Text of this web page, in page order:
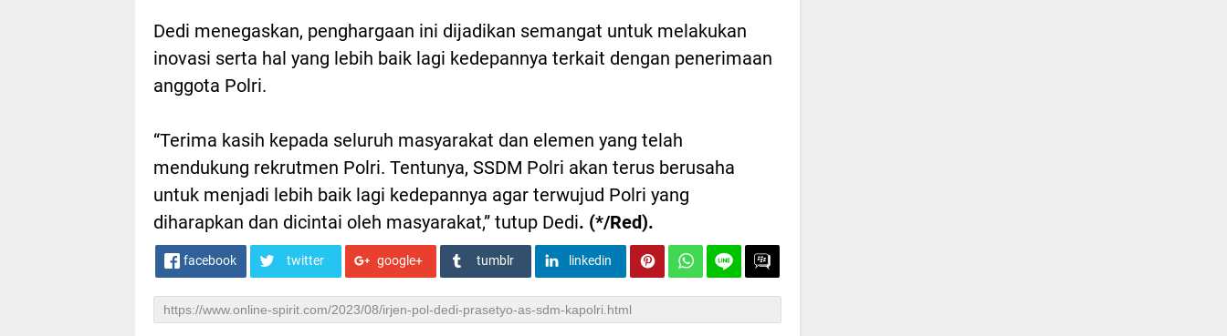
Dedi menegaskan, penghargaan ini dijadikan semangat untuk melakukan
inovasi serta hal yang lebih baik lagi kedepannya terkait dengan penerimaan
anggota Polri.
“Terima kasih kepada seluruh masyarakat dan elemen yang telah
mendukung rekrutmen Polri. Tentunya, SSDM Polri akan terus berusaha
untuk menjadi lebih baik lagi kedepannya agar terwujud Polri yang
diharapkan dan dicintai oleh masyarakat,” tutup Dedi. (*/Red).
facebook twitter google+ tumblr linkedin